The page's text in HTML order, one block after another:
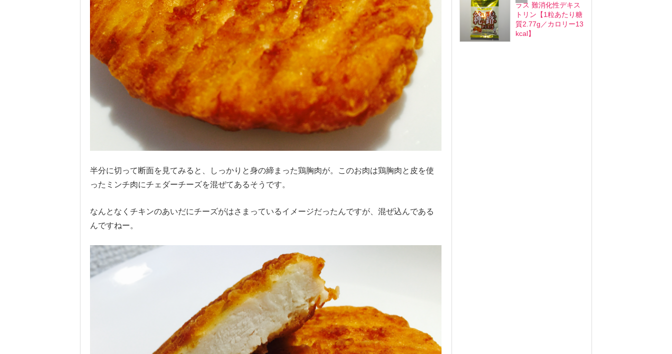
半分に切って断面を見てみると、しっかりと身の締まった鶏胸肉が。このお肉は鶏胸肉と皮を使
ったミンチ肉にチェダーチーズを混ぜてあるそうです。
なんとなくチキンのあいだにチーズがはさまっているイメージだったんですが、混ぜ込んである
んですねー。
ラス 難消化性デキス
トリン【1粒あたり糖
質2.77g／カロリー13
kcal】